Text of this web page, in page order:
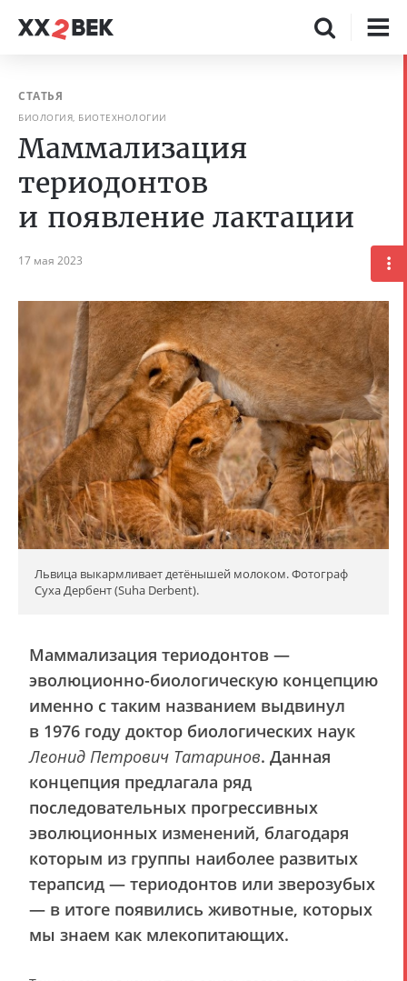
СТАТЬЯ
БИОЛОГИЯ, БИОТЕХНОЛОГИИ
Маммализация
териодонтов
и появление лактации
17 мая 2023
Львица выкармливает детёнышей молоком. Фотограф
Суха Дербент (Suha Derbent).
Маммализация териодонтов —
эволюционно-биологическую концепцию
именно с таким названием выдвинул
в 1976 году доктор биологических наук
Леонид Петрович Татаринов. Данная
концепция предлагала ряд
последовательных прогрессивных
эволюционных изменений, благодаря
которым из группы наиболее развитых
терапсид — териодонтов или зверозубых
― в итоге появились животные, которых
мы знаем как млекопитающих.